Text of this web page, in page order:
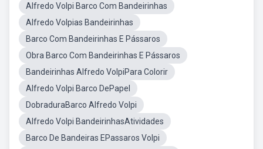
Alfredo Volpi Barco Com Bandeirinhas
Alfredo Volpias Bandeirinhas
Barco Com Bandeirinhas E Pássaros
Obra Barco Com Bandeirinhas E Pássaros
Bandeirinhas Alfredo VolpiPara Colorir
Alfredo Volpi Barco DePapel
DobraduraBarco Alfredo Volpi
Alfredo Volpi BandeirinhasAtividades
Barco De Bandeiras EPassaros Volpi